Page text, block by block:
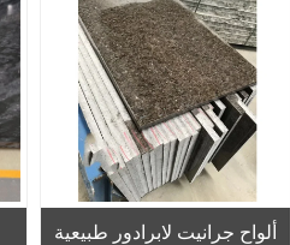
ألواح جرانيت لابرادور طبيعية